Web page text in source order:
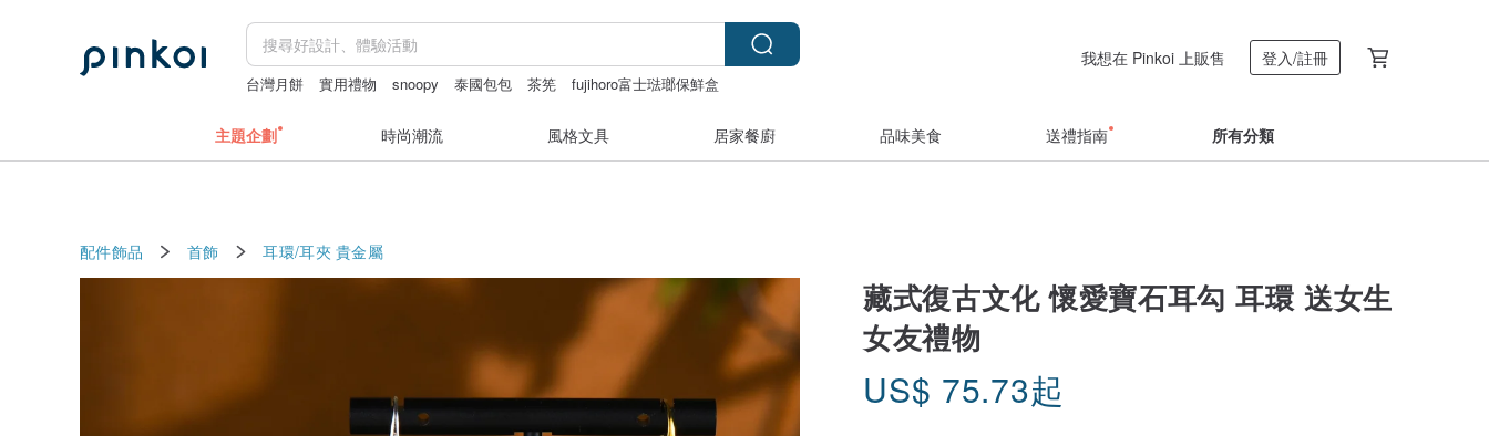
台灣月餅 實用禮物 snoopy 泰國包包 茶筅
fujihoro富士琺瑯保鮮盒
我想在 Pinkoi 上販售 登入/註冊
主題企劃 時尚潮流 風格文具 居家餐廚 品味美食 送禮指南 所有分類
配件飾品 首飾 耳環/耳夾 貴金屬
藏式復古文化 懷愛寶石耳勾 耳環 送女生
女友禮物
US$ 75.73起